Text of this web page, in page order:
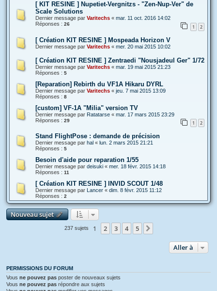
[ KIT RESINE ] Nupetiet-Vergnitzs - "Zen-Nup-Ver" de
Scale Solutions
Dernier message par Varitechs « mar. 11 oct. 2016 14:02
Réponses : 26 1 2
[ Création KIT RESINE ] Mospeada Horizon V
Dernier message par Varitechs « mer. 20 mai 2015 10:02
[ Création KIT RESINE ] Zentraedi "Nousjadeul Ger" 1/72
Dernier message par Varitechs « mar. 19 mai 2015 21:23
Réponses : 5
[Reparation] Rebirth du VF1A Hikaru DYRL
Dernier message par Varitechs « jeu. 7 mai 2015 13:09
Réponses : 8
[custom] VF-1A "Milia" version TV
Dernier message par Ratatarse « mar. 17 mars 2015 23:29
Réponses : 29 1 2
Stand FlightPose : demande de précision
Dernier message par hal « lun. 2 mars 2015 21:21
Réponses : 5
Besoin d'aide pour reparation 1/55
Dernier message par deisuki « mer. 18 févr. 2015 14:18
Réponses : 11
[ Création KIT RESINE ] INVID SCOUT 1/48
Dernier message par Lancer « dim. 8 févr. 2015 11:12
Réponses : 2
Nouveau sujet
237 sujets 1 2 3 4 5
Aller à
PERMISSIONS DU FORUM
Vous ne pouvez pas poster de nouveaux sujets
Vous ne pouvez pas répondre aux sujets